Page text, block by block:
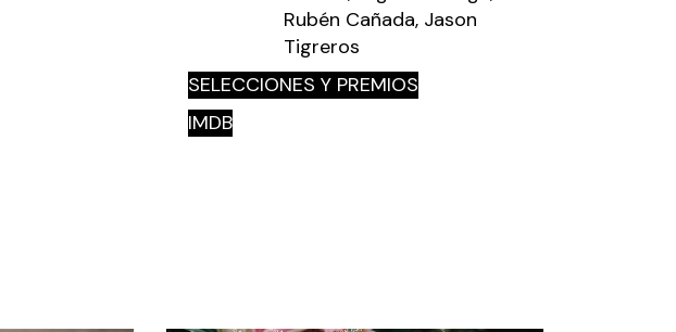
Rubén Cañada, Jason
Tigreros
SELECCIONES Y PREMIOS
IMDB